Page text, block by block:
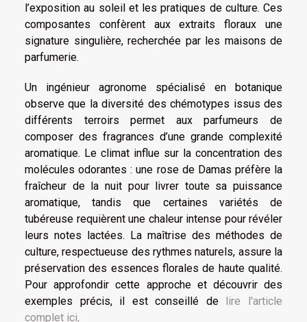
l’exposition au soleil et les pratiques de culture. Ces
composantes confèrent aux extraits floraux une
signature singulière, recherchée par les maisons de
parfumerie.
Un ingénieur agronome spécialisé en botanique
observe que la diversité des chémotypes issus des
différents terroirs permet aux parfumeurs de
composer des fragrances d’une grande complexité
aromatique. Le climat influe sur la concentration des
molécules odorantes : une rose de Damas préfère la
fraîcheur de la nuit pour livrer toute sa puissance
aromatique, tandis que certaines variétés de
tubéreuse requièrent une chaleur intense pour révéler
leurs notes lactées. La maîtrise des méthodes de
culture, respectueuse des rythmes naturels, assure la
préservation des essences florales de haute qualité.
Pour approfondir cette approche et découvrir des
exemples précis, il est conseillé de lire l'article
complet ici.